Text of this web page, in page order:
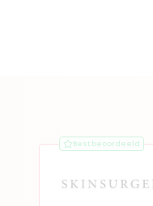
Best beoordeeld